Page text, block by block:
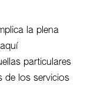
la plena
particulares
de los servicios